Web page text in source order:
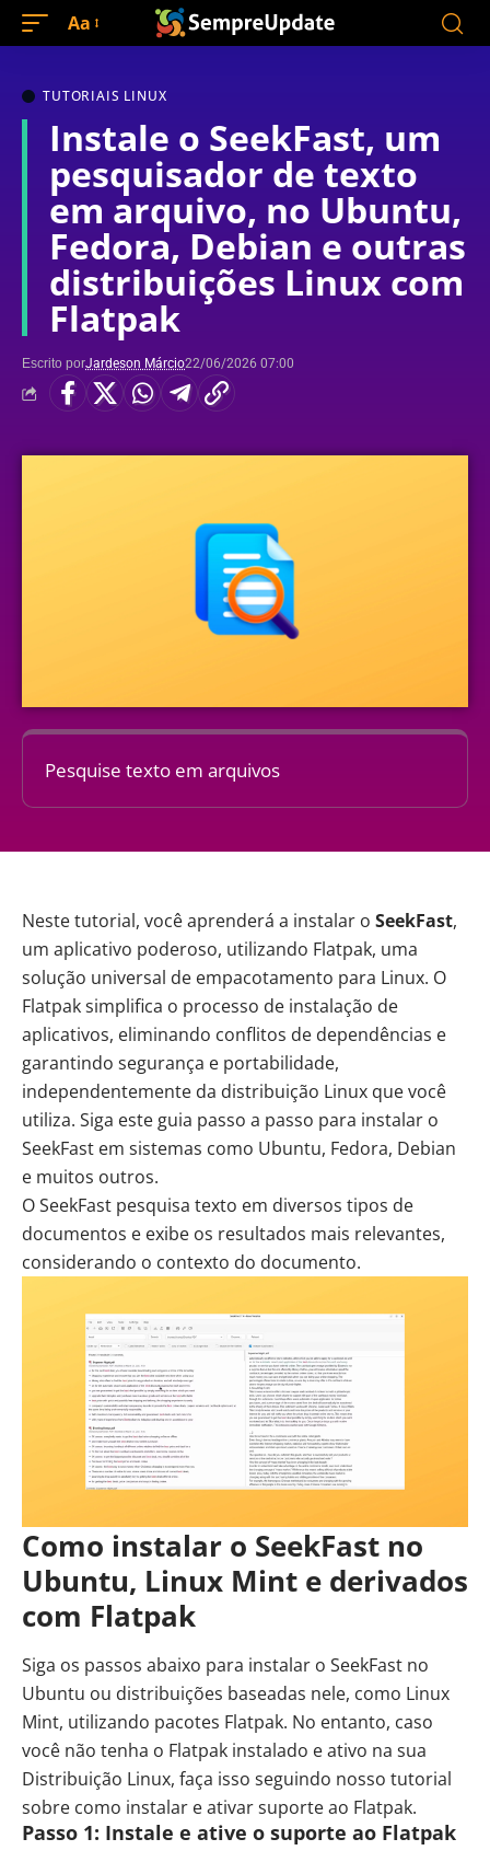
Aa
TUTORIAIS LINUX
Instale o SeekFast, um
pesquisador de texto
em arquivo, no Ubuntu,
Fedora, Debian e outras
distribuições Linux com
Flatpak
Escrito porJardeson Márcio22/06/2026 07:00
Pesquise texto em arquivos
Neste tutorial, você aprenderá a instalar o SeekFast,
um aplicativo poderoso, utilizando Flatpak, uma
solução universal de empacotamento para Linux. O
Flatpak simplifica o processo de instalação de
aplicativos, eliminando conflitos de dependências e
garantindo segurança e portabilidade,
independentemente da distribuição Linux que você
utiliza. Siga este guia passo a passo para instalar o
SeekFast em sistemas como Ubuntu, Fedora, Debian
e muitos outros.
OSeekFast pesquisa texto em diversos tipos de
documentos e exibe os resultados mais relevantes,
considerando o contexto do documento.
Como instalar o SeekFast no
Ubuntu, Linux Mint e derivados
com Flatpak
Siga os passos abaixo para instalar o SeekFast no
Ubuntu ou distribuições baseadas nele, como Linux
Mint, utilizando pacotes Flatpak. No entanto, caso
você não tenha o Flatpak instalado e ativo na sua
Distribuição Linux, faça isso seguindo nosso tutorial
sobre como instalar e ativar suporte ao Flatpak.
Passo 1: Instale e ative o suporte ao Flatpak